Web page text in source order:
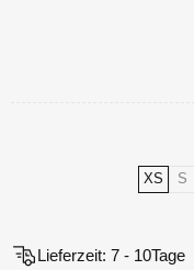
XS S
Lieferzeit: 7 - 10Tage